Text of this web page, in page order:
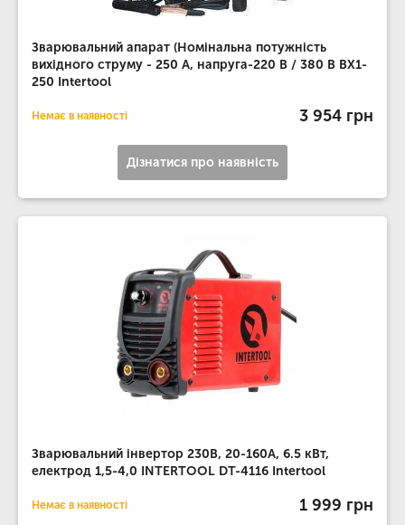
Зварювальний апарат (Номінальна потужність
вихідного струму - 250 А, напруга-220 В / 380 В BX1-
250 Intertool
Немає в наявності 3 954 грн
Дізнатися про наявність
Зварювальний інвертор 230В, 20-160А, 6.5 кВт,
електрод 1,5-4,0 INTERTOOL DT-4116 Intertool
Немає в наявності 1 999 грн